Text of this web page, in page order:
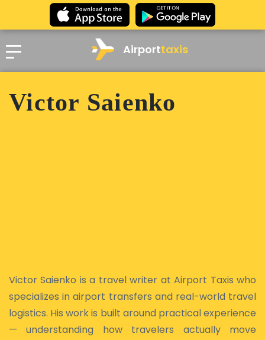
Airporttaxis
Victor Saienko
Victor Saienko is a travel writer at Airport Taxis who
specializes in airport transfers and real-world travel
logistics. His work is built around practical experience
— understanding how travelers actually move